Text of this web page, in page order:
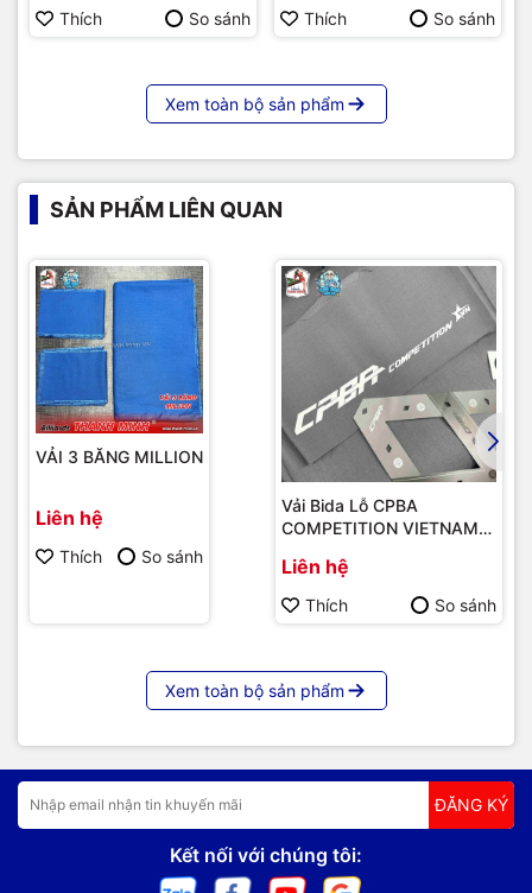
Thích So sánh Thích So sánh
Xem toàn bộ sản phẩm
SẢN PHẨM LIÊN QUAN
VẢI 3 BĂNG MILLION
Liên hệ
Thích So sánh
Vải Bida Lỗ CPBA
COMPETITION VIETNAM
Liên hệ
Thích So sánh
Xem toàn bộ sản phẩm
ĐĂNG KÝ
Kết nối với chúng tôi: